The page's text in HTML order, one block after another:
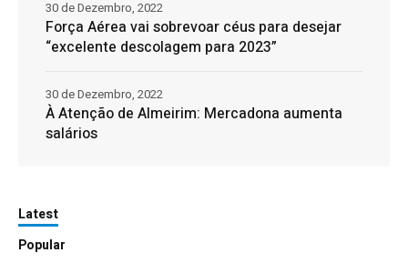
Força Aérea vai sobrevoar céus para desejar
“excelente descolagem para 2023”
30 de Dezembro, 2022
À Atenção de Almeirim: Mercadona aumenta
salários
30 de Dezembro, 2022
Latest
Popular